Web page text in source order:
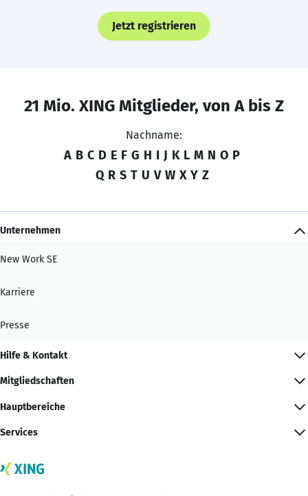
Jetzt registrieren
21 Mio. XING Mitglieder, von A bis Z
Nachname:
A B C D E F G H I J K L M N O P
Q R S T U V W X Y Z
Unternehmen
New Work SE
Karriere
Presse
Hilfe & Kontakt
Mitgliedschaften
Hauptbereiche
Services